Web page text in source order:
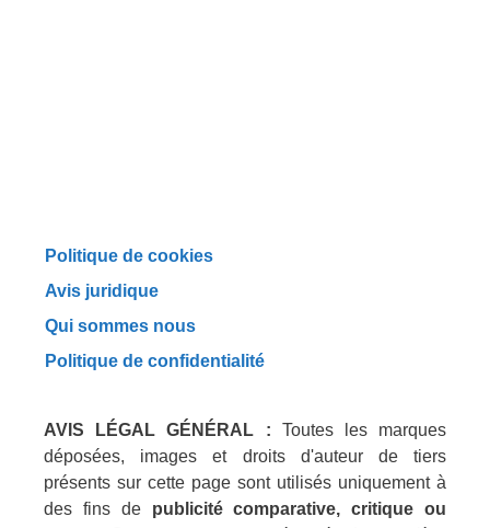
Politique de cookies
Avis juridique
Qui sommes nous
Politique de confidentialité
AVIS LÉGAL GÉNÉRAL : Toutes les marques
déposées, images et droits d'auteur de tiers
présents sur cette page sont utilisés uniquement à
des fins de publicité comparative, critique ou